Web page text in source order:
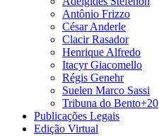
Antônio Frizzo
César Anderle
Clacir Rasador
Henrique Alfredo
Itacyr Giacomello
Régis Genehr
Suelen Marco Sassi
Tribuna do Bento+20
Publicações Legais
Edição Virtual